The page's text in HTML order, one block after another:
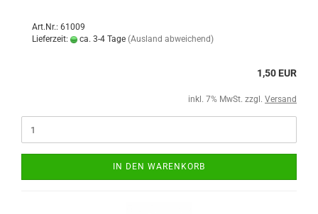
Art.Nr.: 61009
Lieferzeit:
ca. 3-4 Tage (Ausland abweichend)
1,50 EUR
inkl. 7% MwSt. zzgl. Versand
IN DEN WARENKORB